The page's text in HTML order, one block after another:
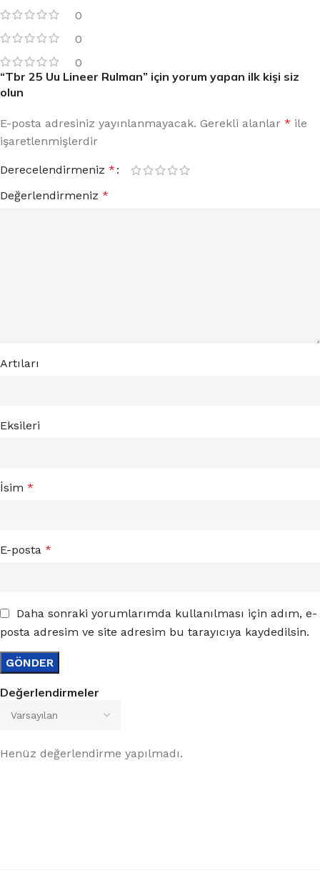
0
0
0
Değerlendirmeler
Henüz değerlendirme yapılmadı.
“Tbr 25 Uu Lineer Rulman” için yorum yapan ilk kişi siz
olun
E-posta adresiniz yayınlanmayacak. Gerekli alanlar * ile
işaretlenmişlerdir
Derecelendirmeniz *
Değerlendirmeniz *
Artıları
Eksileri
İsim *
E-posta *
Daha sonraki yorumlarımda kullanılması için adım, e-
posta adresim ve site adresim bu tarayıcıya kaydedilsin.